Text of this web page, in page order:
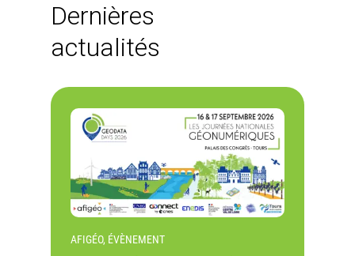
Dernières
actualités
AFIGÉO, ÉVÈNEMENT